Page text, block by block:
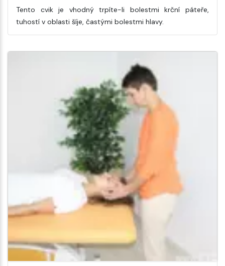
Tento cvik je vhodný trpíte-li bolestmi krční páteře,
tuhostí v oblasti šíje, častými bolestmi hlavy.